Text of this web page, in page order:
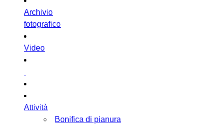
Archivio
fotografico
Video
Attività
Bonifica di pianura